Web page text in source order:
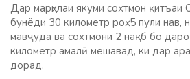
Дар марҳилаи якуми сохтмон қитъаи
бунёди 30 километр роҳ, 5 пули нав,
мавҷуда ва сохтмони 2 нақб бо
километр амалӣ мешавад, ки дар
дорад.